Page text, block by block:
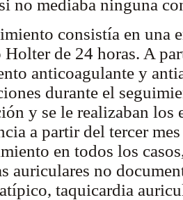
no mediaba ninguna
consistía en una
de 24 horas. A
anticoagulante y
durante el
y se le realizaban los
a partir del tercer
en todos los
auriculares no
taquicardia